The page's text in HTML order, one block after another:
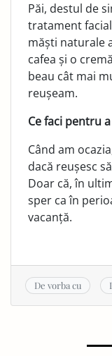
Păi, destul de
tratament
măști naturale
cafea și o
beau cât mai
reușeam.
Ce faci pentru
Când am
dacă reușesc
Doar că, în
sper ca în
vacanță.
De vorba cu